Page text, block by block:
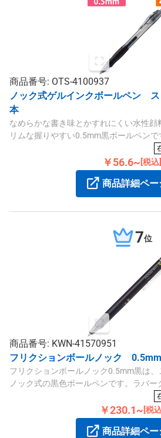
商品番号: OTS-4100937
ノック式ゲルインクボールペ
本
なめらかな書き味とかすれにくい水性顔
リムな握りやすい0.5mm黒ボールペン
￥56.6~ [税込]
商品詳細ペー
7位
商品番号: KWN-41570951
フリクションボールノック
フリクションボールノック0.5mm黒は
ノック式の黒色ボールペンです。ラバ
く、替芯はLFBKRF30EF3Bを使用します
￥230.1~ [税
商品詳細ペー